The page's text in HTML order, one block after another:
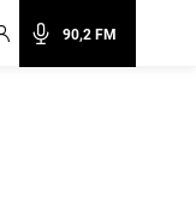
90,2 FM